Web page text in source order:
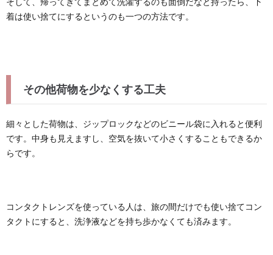
着は使い捨てにするというのも一つの方法です。
その他荷物を少なくする工夫
細々とした荷物は、ジップロックなどのビニール袋に入れると便利
です。中身も見えますし、空気を抜いて小さくすることもできるか
らです。
コンタクトレンズを使っている人は、旅の間だけでも使い捨てコン
タクトにすると、洗浄液などを持ち歩かなくても済みます。